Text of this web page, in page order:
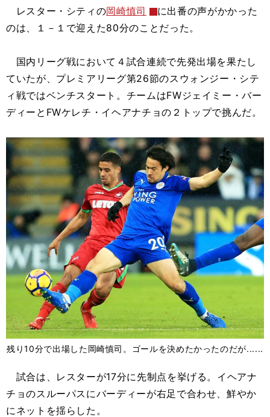
レスター・シティの岡崎慎司
に出番の声がかかった
のは、１－１で迎えた80分のことだった。
国内リーグ戦において４試合連続で先発出場を果たし
ていたが、プレミアリーグ第26節のスウォンジー・シテ
ィ戦ではベンチスタート。チームはFWジェイミー・バー
ディーとFWケレチ・イヘアナチョの２トップで挑んだ。
残り10分で出場した岡崎慎司。ゴールを決めたかったのだが......
試合は、レスターが17分に先制点を挙げる。イヘアナ
チョのスルーパスにバーディーが右足で合わせ、鮮やか
にネットを揺らした。